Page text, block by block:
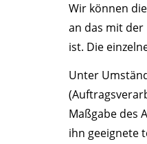
Wir können
an das mit
ist. Die
Unter
Maßgabe des
ihn geeignete